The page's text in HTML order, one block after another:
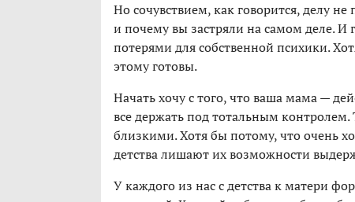
Но сочувствием, как говорится, делу
и почему вы застряли на самом деле. И
потерями для собственной психики.
этому готовы.
Начать хочу с того, что ваша мама —
все держать под тотальным
близкими. Хотя бы потому, что очень
детства лишают их возможности
У каждого из нас с детства к матери